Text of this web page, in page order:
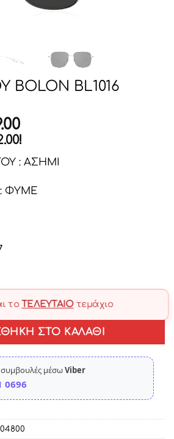
BOLON BL1016
Η
τρέχουσα
τιμή
είναι:
€199.00.
!
: ΑΣΗΜΙ
ΦΥΜΕ
τοΤΕΛΕΥΤΑΊΟτεμάχιο
ΣΤΟ ΚΑΛΆΘΙ
συμβουλές μέσωViber
0696